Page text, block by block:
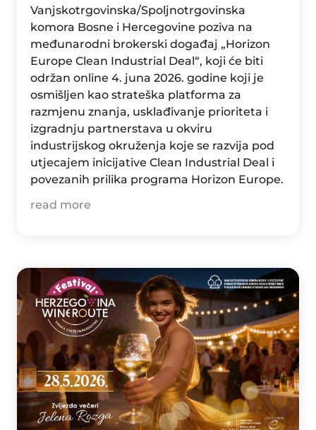
Vanjskotrgovinska/Spoljnotrgovinska
komora Bosne i Hercegovine poziva na
međunarodni brokerski događaj „Horizon
Europe Clean Industrial Deal“, koji će biti
održan online 4. juna 2026. godine koji je
osmišljen kao strateška platforma za
razmjenu znanja, usklađivanje prioriteta i
izgradnju partnerstava u okviru
industrijskog okruženja koje se razvija pod
utjecajem inicijative Clean Industrial Deal i
povezanih prilika programa Horizon Europe.
read more